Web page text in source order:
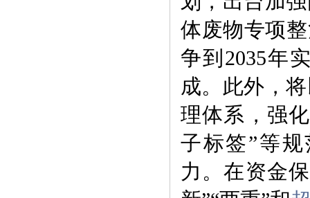
体废物专项
争到2035年
成。此外，
理体系，强
子标签”等
力。在资金